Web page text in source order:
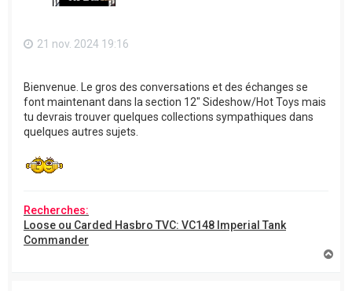
21 nov. 2024 19:16
Bienvenue. Le gros des conversations et des échanges se
font maintenant dans la section 12" Sideshow/Hot Toys mais
tu devrais trouver quelques collections sympathiques dans
quelques autres sujets.
Recherches:
Loose ou Carded Hasbro TVC: VC148 Imperial Tank
Commander